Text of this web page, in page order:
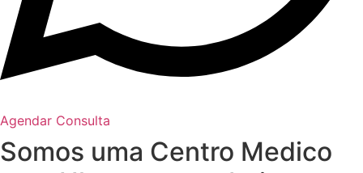
Agendar Consulta
Somos uma Centro Medico